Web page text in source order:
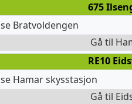
675
Bratvoldengen
Gå til
RE10
Hamar skysstasjon
Gå til